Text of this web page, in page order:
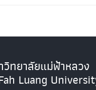
วิทยาลัยแม่ฟ้าหลวง
Luang